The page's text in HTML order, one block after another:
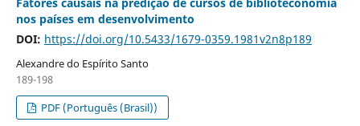
nos países em desenvolvimento
DOI: https://doi.org/10.5433/1679-0359.1981v2n8p189
Alexandre do Espírito Santo
189-198
PDF (Português (Brasil))